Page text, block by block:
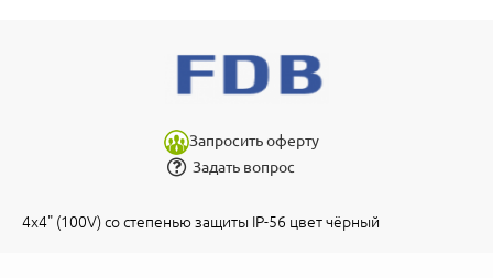
Запросить оферту
Задать вопрос
4x4" (100V) со степенью защиты IP-56 цвет чёрный